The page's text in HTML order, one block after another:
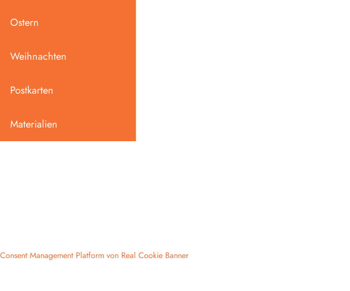
Ostern
Weihnachten
Postkarten
Materialien
Consent Management Platform von Real Cookie Banner